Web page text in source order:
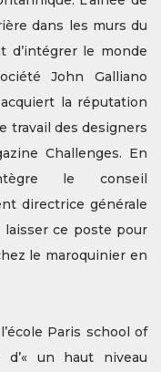
dans les murs du
d’intégrer le monde
John Galliano
la réputation
travail des designers
Challenges. En
le conseil
directrice générale
ce poste pour
le maroquinier en
Paris school of
d’« un haut niveau